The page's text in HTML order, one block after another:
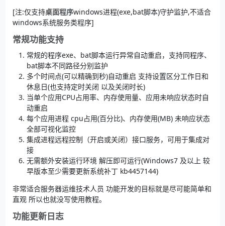
[注:仅支持桌面程序windows进程(exe,bat脚本)守护监护,不适合
windows系统服务类程序]
常规功能支持
常规的程序exe、bat脚本运行异常自动重启，支持同程序、
bat脚本不同路径分别监护
多个时间点(可以精确到秒)自动重启 支持设置区分工作日和
休息日(也支持定时关闭 以及关闭时长)
当单个应用CPU占用率、内存使用量、应用未响应状态时自
动重启
每个应用进程 cpu占用(百分比)、内存使用(MB) 未响应状态
全部可视化监控
集成进程远程控制（开启或关闭）接口服务，可用于集成对
接
无需额外安装运行环境 解压即可运行(Windows7 及以上 较
早版本至少需要更新系统补丁 kb4457144)
非常适合服务器运维技术人员 功能开发的目标就是尽可能简单和
直观 所以也就没写使用教程。
功能更新日志